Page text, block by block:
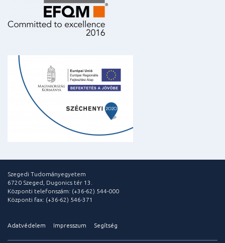
Szegedi Tudományegyetem
6720 Szeged, Dugonics tér 13.
Központi telefonszám: (+36-62) 544-000
Központi fax: (+36-62) 546-371
Adatvédelem Impresszum Segítség